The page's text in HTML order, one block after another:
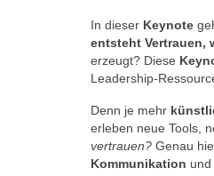
In dieser Keynote
entsteht Vertrauen,
erzeugt? Diese
Leadership-
Denn je mehr
erleben neue Tools,
vertrauen? Genau
Kommunikation